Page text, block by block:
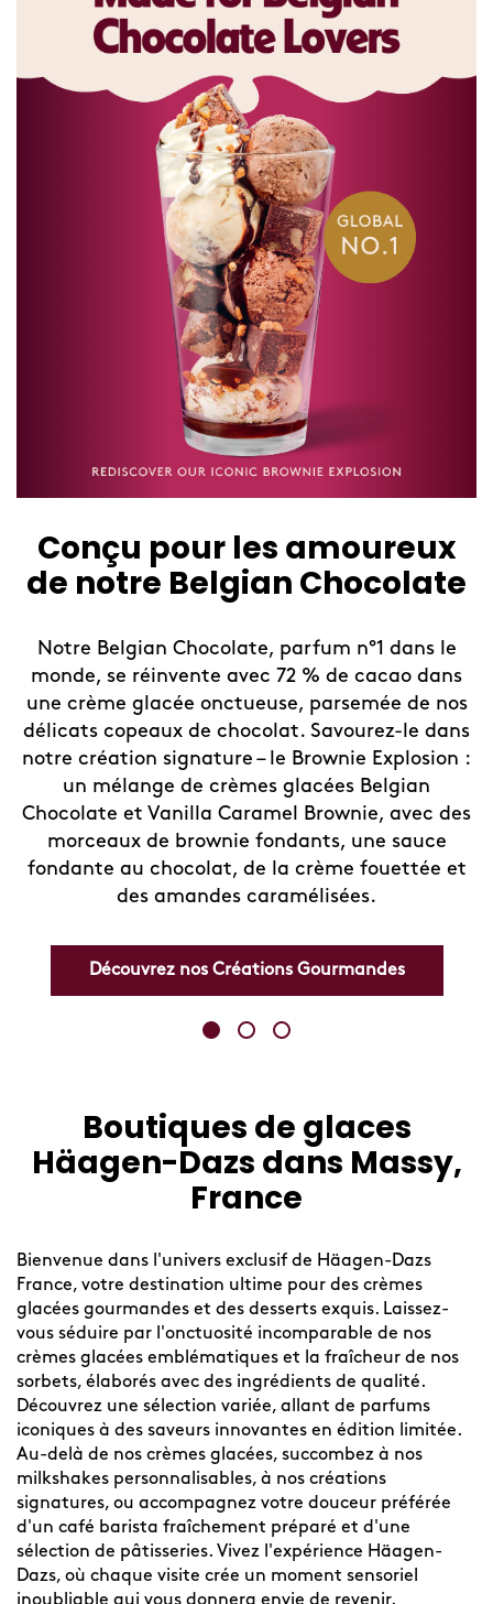
Conçu pour les amoureux
de notre Belgian Chocolate
Notre Belgian Chocolate, parfum n°1 dans le
monde, se réinvente avec 72 % de cacao dans
une crème glacée onctueuse, parsemée de nos
délicats copeaux de chocolat. Savourez-le dans
notre création signature – le Brownie Explosion :
un mélange de crèmes glacées Belgian
Chocolate et Vanilla Caramel Brownie, avec des
morceaux de brownie fondants, une sauce
fondante au chocolat, de la crème fouettée et
des amandes caramélisées.
Découvrez nos Créations Gourmandes
Boutiques de glaces
Häagen-Dazs dans Massy,
France
Bienvenue dans l'univers exclusif de Häagen-Dazs
France, votre destination ultime pour des crèmes
glacées gourmandes et des desserts exquis. Laissez-
vous séduire par l'onctuosité incomparable de nos
crèmes glacées emblématiques et la fraîcheur de nos
sorbets, élaborés avec des ingrédients de qualité.
Découvrez une sélection variée, allant de parfums
iconiques à des saveurs innovantes en édition limitée.
Au-delà de nos crèmes glacées, succombez à nos
milkshakes personnalisables, à nos créations
signatures, ou accompagnez votre douceur préférée
d'un café barista fraîchement préparé et d'une
sélection de pâtisseries. Vivez l'expérience Häagen-
Dazs, où chaque visite crée un moment sensoriel
inoubliable qui vous donnera envie de revenir.